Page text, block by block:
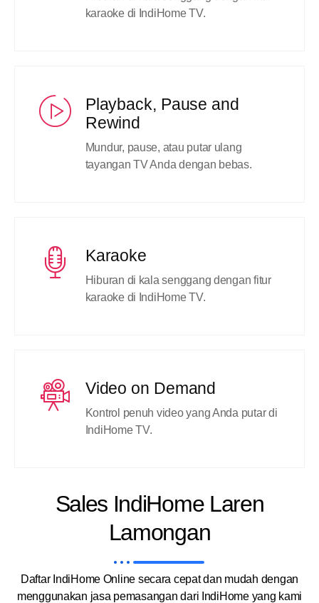
karaoke di IndiHome TV.
Playback, Pause and
Rewind
Mundur, pause, atau putar ulang
tayangan TV Anda dengan bebas.
Karaoke
Hiburan di kala senggang dengan fitur
karaoke di IndiHome TV.
Video on Demand
Kontrol penuh video yang Anda putar di
IndiHome TV.
Sales IndiHome Laren
Lamongan
Daftar IndiHome Online secara cepat dan mudah dengan
menggunakan jasa pemasangan dari IndiHome yang kami